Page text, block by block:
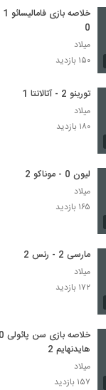
0
میلاد
۱۵۰ بازدید
تورینو 2 - آتالانتا 1
میلاد
۱۸۰ بازدید
لیون 0 - موناکو 2
میلاد
۱۶۵ بازدید
مارسی 2 - رنس 2
میلاد
۱۷۲ بازدید
هایدنهایم 2
میلاد
۱۵۷ بازدید